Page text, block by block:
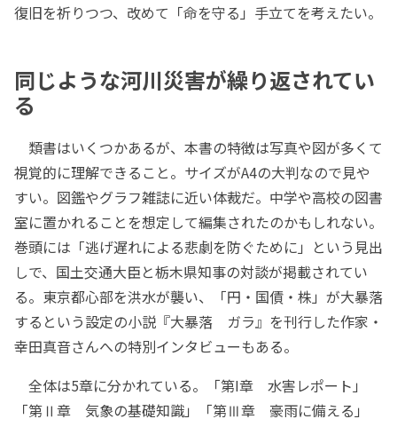
復旧を祈りつつ、改めて「命を守る」手立てを考えたい。
同じような河川災害が繰り返されてい
る
類書はいくつかあるが、本書の特徴は写真や図が多くて
視覚的に理解できること。サイズがA4の大判なので見や
すい。図鑑やグラフ雑誌に近い体裁だ。中学や高校の図書
室に置かれることを想定して編集されたのかもしれない。
巻頭には「逃げ遅れによる悲劇を防ぐために」という見出
しで、国土交通大臣と栃木県知事の対談が掲載されてい
る。東京都心部を洪水が襲い、「円・国債・株」が大暴落
するという設定の小説『大暴落 ガラ』を刊行した作家・
幸田真音さんへの特別インタビューもある。
全体は5章に分かれている。「第I章 水害レポート」
「第Ⅱ章 気象の基礎知識」「第Ⅲ章 豪雨に備える」